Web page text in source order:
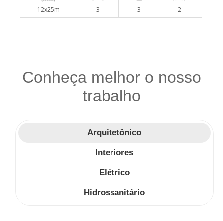
12x25m 3 3 2
Conheça melhor o nosso
trabalho
Arquitetônico
Interiores
Elétrico
Hidrossanitário